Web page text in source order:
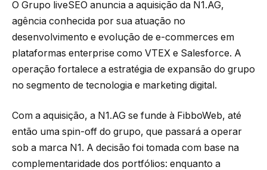
O Grupo liveSEO anuncia a aquisição da N1.AG,
agência conhecida por sua atuação no
desenvolvimento e evolução de e-commerces em
plataformas enterprise como VTEX e Salesforce. A
operação fortalece a estratégia de expansão do grupo
no segmento de tecnologia e marketing digital.
Com a aquisição, a N1.AG se funde à FibboWeb, até
então uma spin-off do grupo, que passará a operar
sob a marca N1. A decisão foi tomada com base na
complementaridade dos portfólios: enquanto a